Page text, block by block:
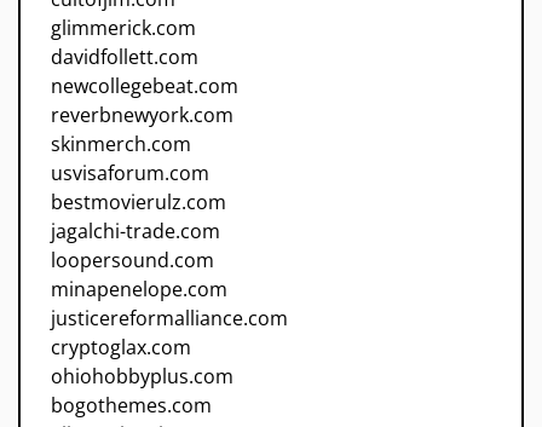
glimmerick.com
davidfollett.com
newcollegebeat.com
reverbnewyork.com
skinmerch.com
usvisaforum.com
bestmovierulz.com
jagalchi-trade.com
loopersound.com
minapenelope.com
justicereformalliance.com
cryptoglax.com
ohiohobbyplus.com
bogothemes.com